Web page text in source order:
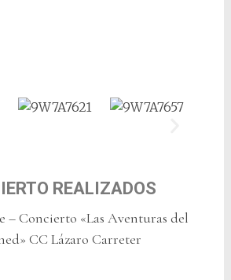
REALIZADOS
– Concierto «Las Aventuras del
CC Lázaro Carreter